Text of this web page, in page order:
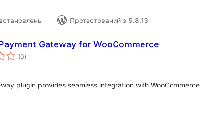
Протестований з 5.8.13
Gateway for WooCommerce
(0загальний
рейтинг
)
plugin provides seamless integration with WooCommerce.